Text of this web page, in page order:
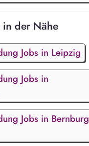
in der Nähe
Jobs in Leipzig
Jobs in
Jobs in Bernburg